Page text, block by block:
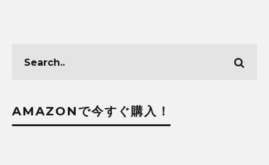
AMAZONで今すぐ購入！